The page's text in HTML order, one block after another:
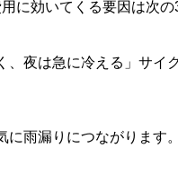
に効いてくる要因は次の
夜は急に冷える」サ
雨漏りにつながります